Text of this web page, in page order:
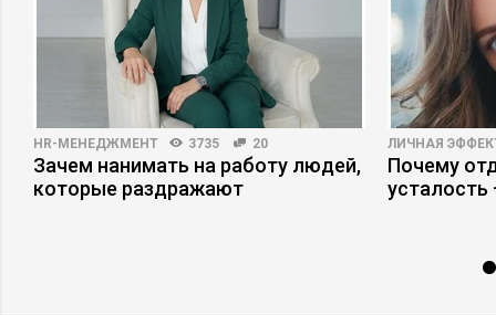
HR-МЕНЕДЖМЕНТ 3735 20
Зачем нанимать на работу людей,
которые раздражают
ЛИЧНАЯ
Почему